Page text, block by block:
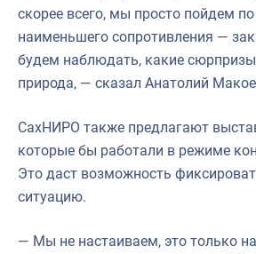
скорее всего, мы просто пойдем по
наименьшего сопротивления —
будем наблюдать, какие
природа, — сказал Анатолий
СахНИРО также предлагают
которые бы работали в режиме
Это даст возможность
ситуацию.
— Мы не настаиваем, это только